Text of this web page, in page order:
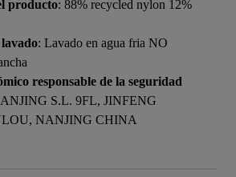
producto: 88% recycled nylon 12%
: Lavado en agua fria NO
responsable de la seguridad
S.L. 9FL, JINFENG
NANJING CHINA